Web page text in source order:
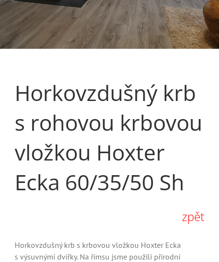
Horkovzdušný krb
s rohovou krbovou
vložkou Hoxter
Ecka 60/35/50 Sh
zpět
Horkovzdušný krb s krbovou vložkou Hoxter Ecka
s výsuvnými dvířky. Na římsu jsme použili přírodní